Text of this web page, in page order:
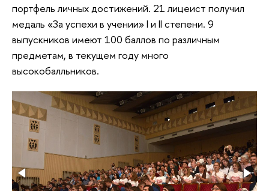
портфель личных достижений. 21 лицеист получил
медаль «За успехи в учении» I и II степени. 9
выпускников имеют 100 баллов по различным
предметам, в текущем году много
высокобалльников.